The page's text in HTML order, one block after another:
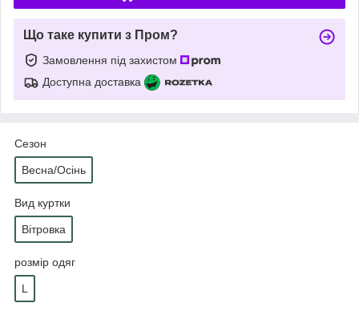
Що таке купити з Пром?
Замовлення під захистом
Доступна доставка
Сезон
Весна/Осінь
Вид куртки
Вітровка
розмір одяг
L